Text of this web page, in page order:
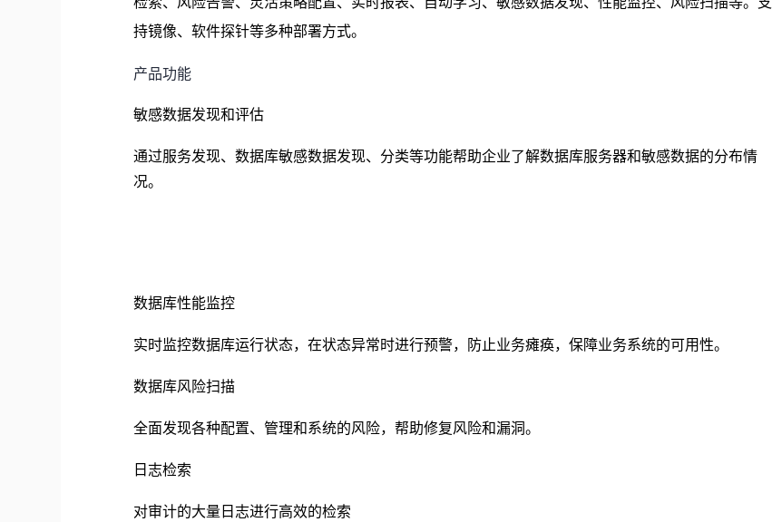
持镜像、软件探针等多种部署方式。
产品功能
敏感数据发现和评估
通过服务发现、数据库敏感数据发现、分类等功能帮助企业了解数据库服务器和敏感数据的分布情
况。
数据库性能监控
实时监控数据库运行状态，在状态异常时进行预警，防止业务瘫痪，保障业务系统的可用性。
数据库风险扫描
全面发现各种配置、管理和系统的风险，帮助修复风险和漏洞。
日志检索
对审计的大量日志进行高效的检索